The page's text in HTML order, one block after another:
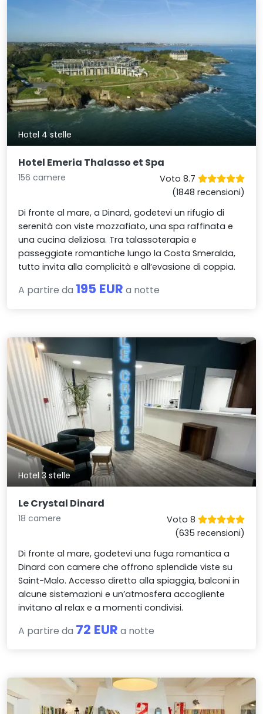
Hotel 4 stelle
Hotel Emeria Thalasso et Spa
156 camere
Voto 8.7
(1848 recensioni)
Di fronte al mare, a Dinard, godetevi un rifugio di
serenità con viste mozzafiato, una spa raffinata e
una cucina deliziosa. Tra talassoterapia e
passeggiate romantiche lungo la Costa Smeralda,
tutto invita alla complicità e all’evasione di coppia.
A partire da 195 EUR a notte
Hotel 3 stelle
Le Crystal Dinard
18 camere
Voto 8
(635 recensioni)
Di fronte al mare, godetevi una fuga romantica a
Dinard con camere che offrono splendide viste su
Saint-Malo. Accesso diretto alla spiaggia, balconi in
alcune sistemazioni e un’atmosfera accogliente
invitano al relax e a momenti condivisi.
A partire da 72 EUR a notte